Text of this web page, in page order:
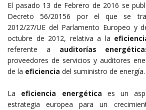
El pasado 13 de Febrero de 2016 se
Decreto 56/20156 por el que se
2012/27/UE del Parlamento Europeo y
octubre de 2012, relativa a la
referente a auditorías
proveedores de servicios y auditores
de la eficiencia del suministro de energía.
La eficiencia energética es un
estrategia europea para un